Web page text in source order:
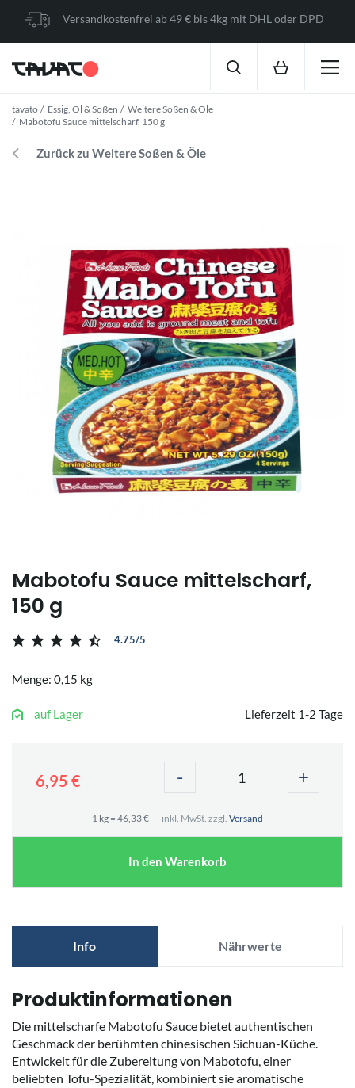
Versandkostenfrei ab 49 € bis 4kg mit DHL oder DPD
tavato Essig, Öl & Soßen
Weitere Soßen & Öle
Mabotofu Sauce mittelscharf, 150 g
Zurück zu Weitere Soßen & Öle
Mabotofu Sauce mittelscharf,
150 g
4.75/5
Menge: 0,15 kg
auf Lager Lieferzeit 1-2 Tage
6,95 € - +
1 kg = 46,33 € inkl. MwSt. zzgl. Versand
In den Warenkorb
Info Nährwerte
Produktinformationen
Die mittelscharfe Mabotofu Sauce bietet authentischen
Geschmack der berühmten chinesischen Sichuan-Küche.
Entwickelt für die Zubereitung von Mabotofu, einer
beliebten Tofu-Spezialität, kombiniert sie aromatische